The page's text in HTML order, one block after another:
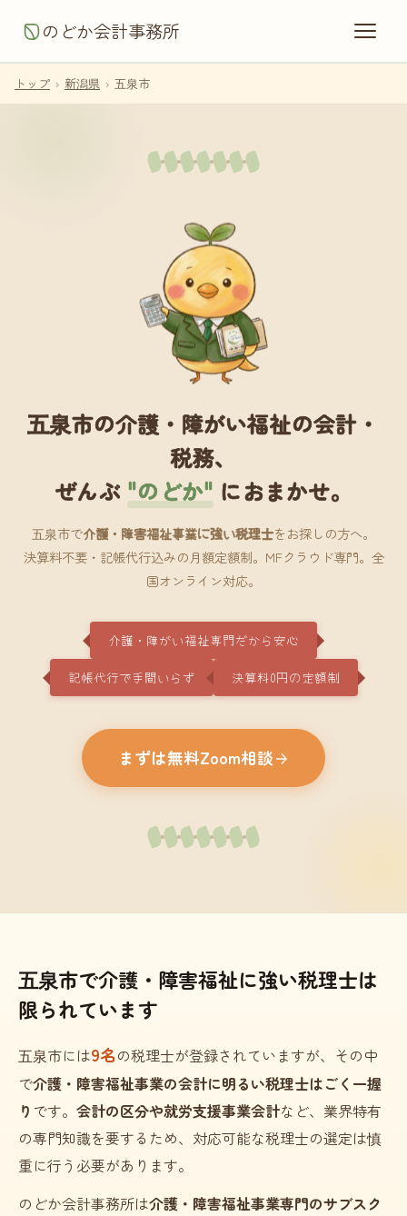
のどか会計事務所
トップ › 新潟県 › 五泉市
五泉市の介護・障がい福祉の会計・
税務、
ぜんぶ "のどか" におまかせ。
五泉市で介護・障害福祉事業に強い税理士をお探しの方へ。
決算料不要・記帳代行込みの月額定額制。MFクラウド専門。全
国オンライン対応。
介護・障がい福祉専門だから安心
記帳代行で手間いらず 決算料0円の定額制
まずは無料Zoom相談
五泉市で介護・障害福祉に強い税理士は
限られています
五泉市には9名の税理士が登録されていますが、その中
で介護・障害福祉事業の会計に明るい税理士はごく一握
り です。 会計の区分や就労支援事業会計など、業界特有
の専門知識を要するため、対応可能な税理士の選定は慎
重に行う必要があります。
のどか会計事務所は介護・障害福祉事業専門のサブスク